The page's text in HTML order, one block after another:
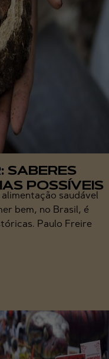
SABERES
POSSÍVEIS
saudável
bem, no Brasil, é
Paulo Freire